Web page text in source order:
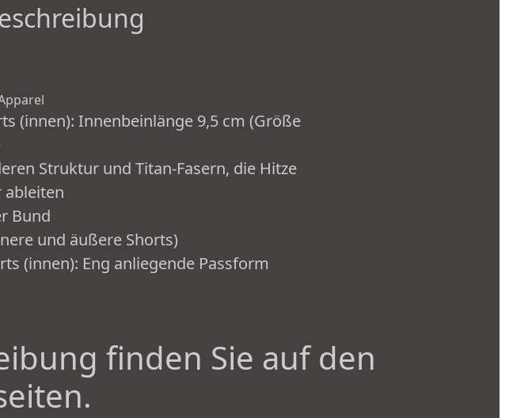
(innen): Innenbeinlänge 9,5 cm (Größe
Struktur und Titan-Fasern, die Hitze
ableiten
Bund
und äußere Shorts)
(innen): Eng anliegende Passform
finden Sie auf den